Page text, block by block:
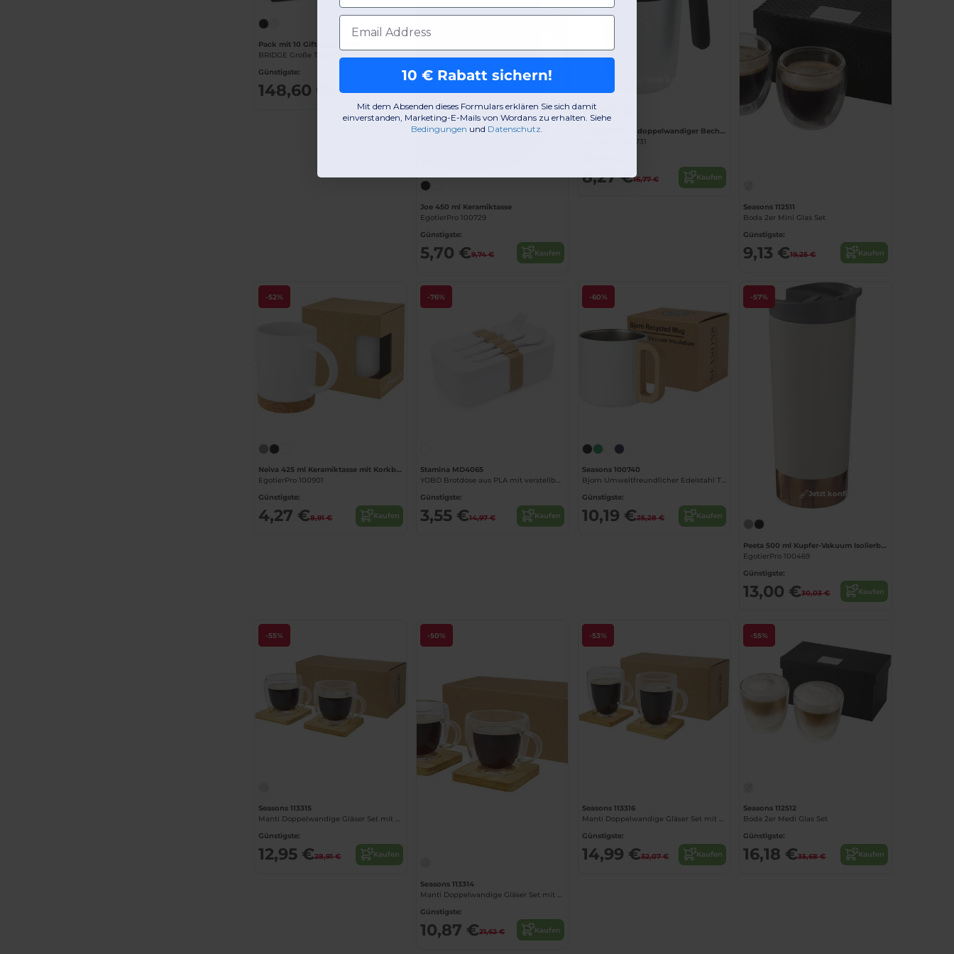
Pack mit 10 GiftRetail MO2103
BRIDGE Große Tischdecke
Günstigste:
148,60 € 227,71 €
Joe 450 ml Keramiktasse
EgotierPro 100729
Günstigste:
5,70 €9,74 € Kaufen
Nordia 400 ml doppelwandiger Becher aus Recyclingmaterial
EgotierPro 100731
8,27 €16,77 € Kaufen
Seasons 112511
Boda 2er Mini Glas Set
Günstigste:
9,13 €19,25 € Kaufen
-52%
Neiva 425 ml Keramiktasse mit Korkboden
EgotierPro 100901
Günstigste:
4,27 €8,91 € Kaufen
-76%
Stamina MD4065
YOBO Brotdose aus PLA mit verstellbarem Silikonriemen
Günstigste:
3,55 €14,97 € Kaufen
-60%
Seasons 100740
Bjorn Umweltfreundlicher Edelstahl Thermobecher 360 ml
Günstigste:
10,19 €25,28 € Kaufen
-57%
Jetzt konfigurieren!
Peeta 500 ml Kupfer-Vakuum Isolierbecher
EgotierPro 100469
Günstigste:
13,00 €30,03 € Kaufen
-55%
Seasons 113315
Manti Doppelwandige Gläser Set mit Bambusuntersetzer
Günstigste:
12,95 €28,91 € Kaufen
-50%
Seasons 113314
Günstigste:
10,87 €21,62 € Kaufen
-53%
Seasons 113316
Manti Doppelwandige Gläser Set mit Bambusuntersetzer
Günstigste:
14,99 €32,07 € Kaufen
-55%
Seasons 112512
Boda 2er Medi Glas Set
Günstigste:
16,18 €35,68 € Kaufen
E-Mail-Adresse
10 € Rabatt sichern!
Mit dem Absenden dieses Formulars erklären Sie sich damit
einverstanden, Marketing-E-Mails von Wordans zu erhalten. Siehe
Bedingungen und Datenschutz